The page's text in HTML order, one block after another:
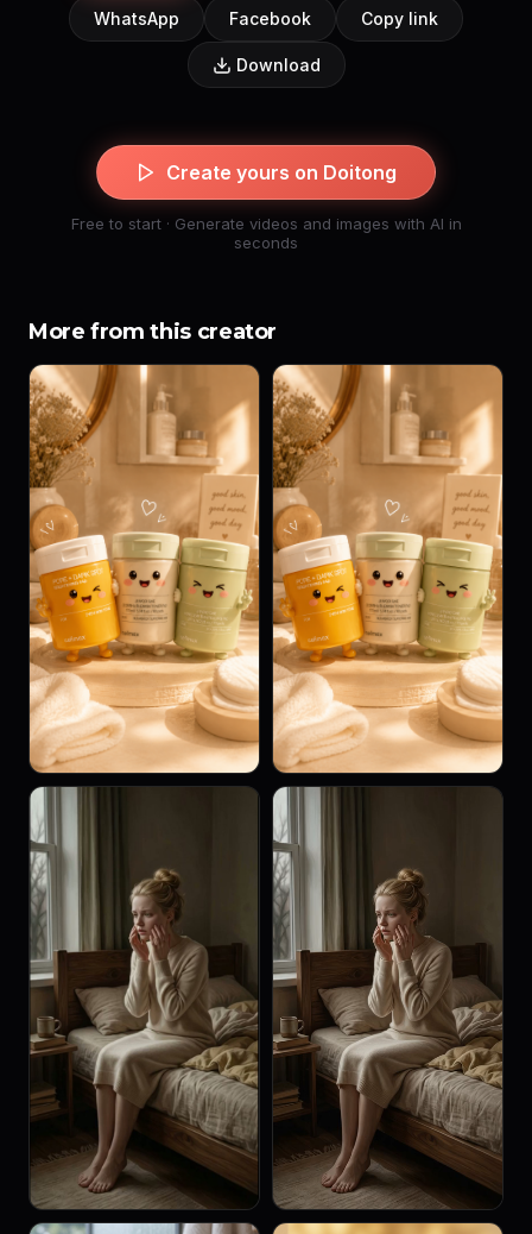
WhatsApp Facebook Copy link
Download
Create yours on Doitong
Free to start · Generate videos and images with AI in
seconds
More from this creator